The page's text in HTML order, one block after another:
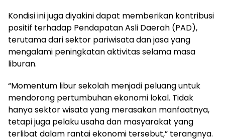
Kondisi ini juga diyakini dapat memberikan kontribusi
positif terhadap Pendapatan Asli Daerah (PAD),
terutama dari sektor pariwisata dan jasa yang
mengalami peningkatan aktivitas selama masa
liburan.
“Momentum libur sekolah menjadi peluang untuk
mendorong pertumbuhan ekonomi lokal. Tidak
hanya sektor wisata yang merasakan manfaatnya,
tetapi juga pelaku usaha dan masyarakat yang
terlibat dalam rantai ekonomi tersebut,” terangnya.